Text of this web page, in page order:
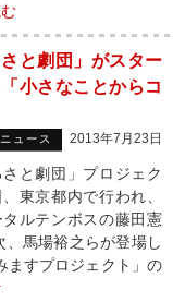
さと劇団」がスター
小さなことからコ
ニュース 2013年7月23日
と劇団」プロジェク
東京都内で行われ、
ルテンボスの藤田憲
馬場裕之らが登場し
すプロジェクト」の